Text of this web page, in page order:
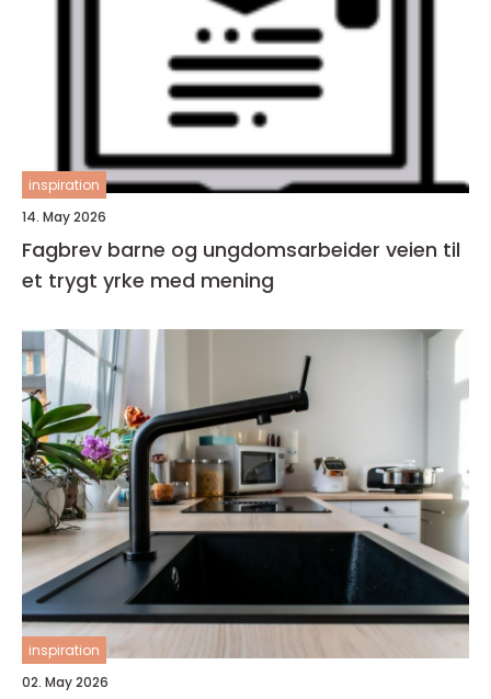
inspiration
14. May 2026
Fagbrev barne og ungdomsarbeider veien til
et trygt yrke med mening
inspiration
02. May 2026